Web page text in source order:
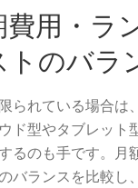
費用・ラ
トのバラ
られている場合は
ド型やタブレット
るのも手です。月
バランスを比較し